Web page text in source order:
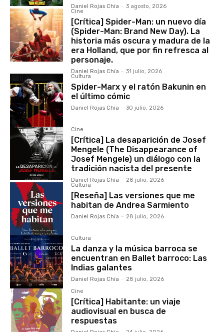
Daniel Rojas Chía - 3 agosto, 2026
Cine
[Crítica] Spider-Man: un nuevo día
(Spider-Man: Brand New Day). La
historia más oscura y madura de la
era Holland, que por fin refresca al
personaje.
Daniel Rojas Chía - 31 julio, 2026
Cultura
Spider-Marx y el ratón Bakunin en
el último cómic
Daniel Rojas Chía - 30 julio, 2026
Cine
[Crítica] La desaparición de Josef
Mengele (The Disappearance of
Josef Mengele) un diálogo con la
tradición nacista del presente
Daniel Rojas Chía - 28 julio, 2026
Cultura
[Reseña] Las versiones que me
habitan de Andrea Sarmiento
Daniel Rojas Chía - 28 julio, 2026
Cultura
La danza y la música barroca se
encuentran en Ballet barroco: Las
Indias galantes
Daniel Rojas Chía - 28 julio, 2026
Cine
[Crítica] Habitante: un viaje
audiovisual en busca de
respuestas